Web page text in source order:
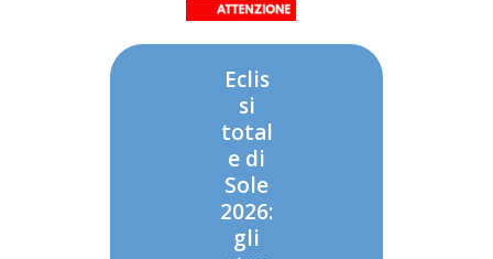
Eclis
si
total
e di
Sole
2026:
gli